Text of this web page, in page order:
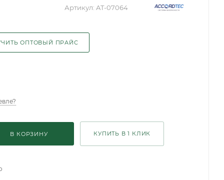
Артикул: AT-07064
ОПТОВЫЙ ПРАЙС
В КОРЗИНУ КУПИТЬ В 1 КЛИК